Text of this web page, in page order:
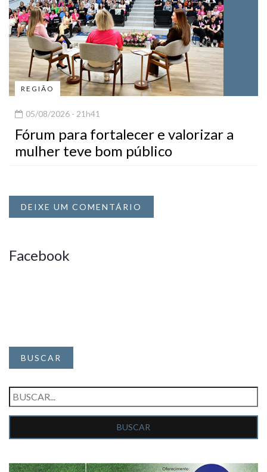
REGIÃO
05/08/2026 - 21h41
Fórum para fortalecer e valorizar a
mulher teve bom público
DEIXE UM COMENTÁRIO
Facebook
BUSCAR